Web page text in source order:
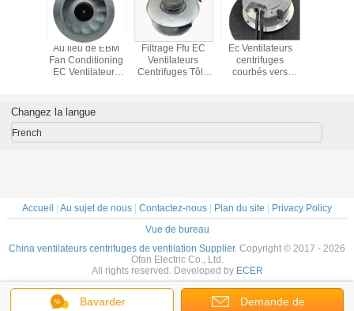
Au lieu de EBM
Fan Conditioning
EC Ventilateurs
250mm
Filtrage Ffu EC
Ventilateurs
Centrifuges Tôle
centrifuge en
Ec Ventilateurs
centrifuges
courbés vers
Ventilateur de
PA66
Bavarder Demande de
Changez la langue
French
Accueil | Au sujet de nous | Contactez-nous | Plan du site | Privacy Policy
Vue de bureau
China ventilateurs centrifuges de ventilation Supplier. Copyright © 2017 - 2026
Ofan Electric Co., Ltd.
All rights reserved. Developed by ECER